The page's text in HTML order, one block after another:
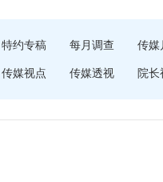
特约专稿 每月调查 传媒
传媒视点 传媒透视 院长